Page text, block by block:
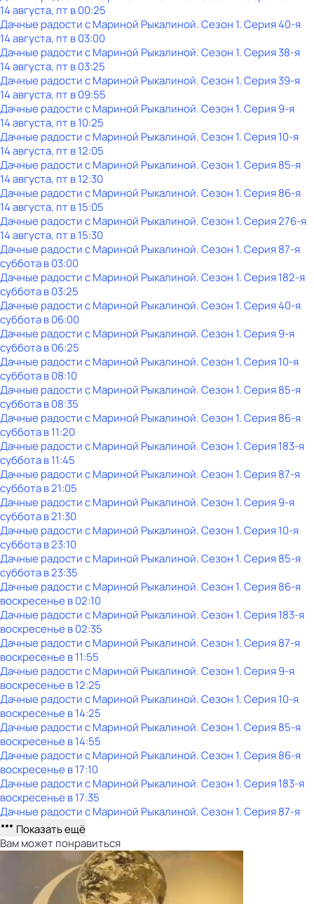
14 августа, пт в 00:25
Дачные радости с Мариной Рыкалиной. Сезон 1. Серия 40-я
14 августа, пт в 03:00
Дачные радости с Мариной Рыкалиной. Сезон 1. Серия 38-я
14 августа, пт в 03:25
Дачные радости с Мариной Рыкалиной. Сезон 1. Серия 39-я
14 августа, пт в 09:55
Дачные радости с Мариной Рыкалиной. Сезон 1. Серия 9-я
14 августа, пт в 10:25
Дачные радости с Мариной Рыкалиной. Сезон 1. Серия 10-я
14 августа, пт в 12:05
Дачные радости с Мариной Рыкалиной. Сезон 1. Серия 85-я
14 августа, пт в 12:30
Дачные радости с Мариной Рыкалиной. Сезон 1. Серия 86-я
14 августа, пт в 15:05
Дачные радости с Мариной Рыкалиной. Сезон 1. Серия 276-я
14 августа, пт в 15:30
Дачные радости с Мариной Рыкалиной. Сезон 1. Серия 87-я
субботав03:00
Дачные радости с Мариной Рыкалиной. Сезон 1. Серия 182-я
субботав03:25
Дачные радости с Мариной Рыкалиной. Сезон 1. Серия 40-я
субботав06:00
Дачные радости с Мариной Рыкалиной. Сезон 1. Серия 9-я
субботав06:25
Дачные радости с Мариной Рыкалиной. Сезон 1. Серия 10-я
субботав08:10
Дачные радости с Мариной Рыкалиной. Сезон 1. Серия 85-я
субботав08:35
Дачные радости с Мариной Рыкалиной. Сезон 1. Серия 86-я
субботав11:20
Дачные радости с Мариной Рыкалиной. Сезон 1. Серия 183-я
субботав11:45
Дачные радости с Мариной Рыкалиной. Сезон 1. Серия 87-я
субботав21:05
Дачные радости с Мариной Рыкалиной. Сезон 1. Серия 9-я
субботав21:30
Дачные радости с Мариной Рыкалиной. Сезон 1. Серия 10-я
субботав23:10
Дачные радости с Мариной Рыкалиной. Сезон 1. Серия 85-я
субботав23:35
Дачные радости с Мариной Рыкалиной. Сезон 1. Серия 86-я
воскресенье в02:10
Дачные радости с Мариной Рыкалиной. Сезон 1. Серия 183-я
воскресенье в02:35
Дачные радости с Мариной Рыкалиной. Сезон 1. Серия 87-я
воскресенье в11:55
Дачные радости с Мариной Рыкалиной. Сезон 1. Серия 9-я
воскресенье в12:25
Дачные радости с Мариной Рыкалиной. Сезон 1. Серия 10-я
воскресенье в14:25
Дачные радости с Мариной Рыкалиной. Сезон 1. Серия 85-я
воскресенье в14:55
Дачные радости с Мариной Рыкалиной. Сезон 1. Серия 86-я
воскресенье в17:10
Дачные радости с Мариной Рыкалиной. Сезон 1. Серия 183-я
воскресенье в17:35
Дачные радости с Мариной Рыкалиной. Сезон 1. Серия 87-я
Показать ещё
Вам может понравиться